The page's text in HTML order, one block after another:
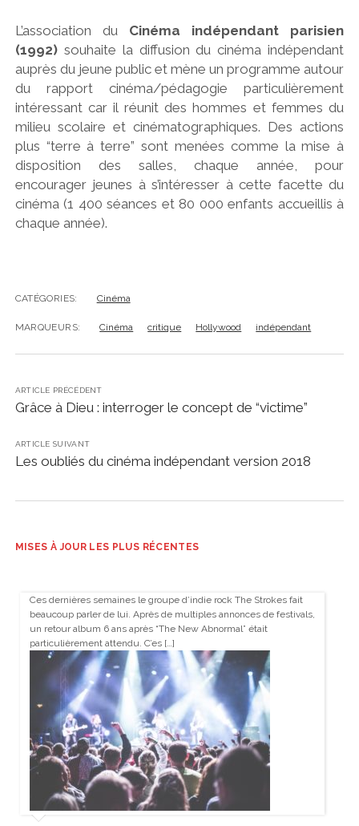
L’association du Cinéma indépendant parisien
(1992) souhaite la diffusion du cinéma indépendant
auprès du jeune public et mène un programme autour
du rapport cinéma/pédagogie particulièrement
intéressant car il réunit des hommes et femmes du
milieu scolaire et cinématographiques. Des actions
plus “terre à terre” sont menées comme la mise à
disposition des salles, chaque année, pour
encourager jeunes à s’intéresser à cette facette du
cinéma (1 400 séances et 80 000 enfants accueillis à
chaque année).
CATÉGORIES: Cinéma
MARQUEURS: Cinéma critique Hollywood indépendant
ARTICLE PRÉCÉDENT
Grâce à Dieu : interroger le concept de “victime”
ARTICLE SUIVANT
Les oubliés du cinéma indépendant version 2018
MISES À JOUR LES PLUS RÉCENTES
Ces dernières semaines le groupe d’indie rock The Strokes fait
beaucoup parler de lui. Après de multiples annonces de festivals,
un retour album 6 ans après “The New Abnormal” était
particulièrement attendu. C’es […]